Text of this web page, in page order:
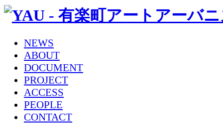
NEWS
ABOUT
DOCUMENT
PROJECT
ACCESS
PEOPLE
CONTACT